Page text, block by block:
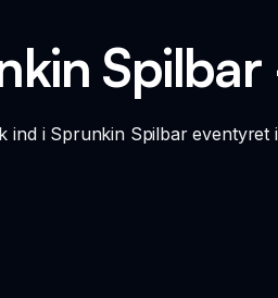
ind i Sprunkin Spilbar